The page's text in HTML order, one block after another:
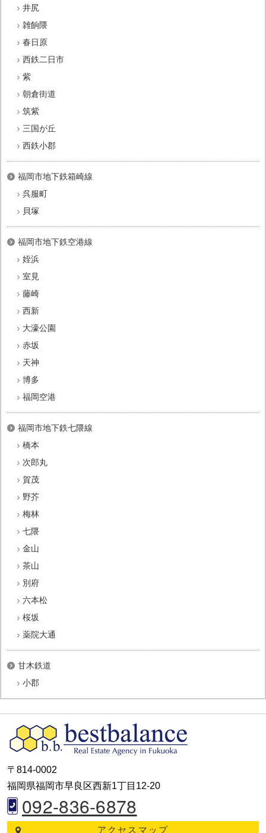
井尻
雑餉隈
春日原
西鉄二日市
紫
朝倉街道
筑紫
三国が丘
西鉄小郡
福岡市地下鉄箱崎線
呉服町
貝塚
福岡市地下鉄空港線
姪浜
室見
藤崎
西新
大濠公園
赤坂
天神
博多
福岡空港
福岡市地下鉄七隈線
橋本
次郎丸
賀茂
野芥
梅林
七隈
金山
茶山
別府
六本松
桜坂
薬院大通
甘木鉄道
小郡
〒814-0002
福岡県福岡市早良区西新1丁目12-20
092-836-6878
アクセスマップ